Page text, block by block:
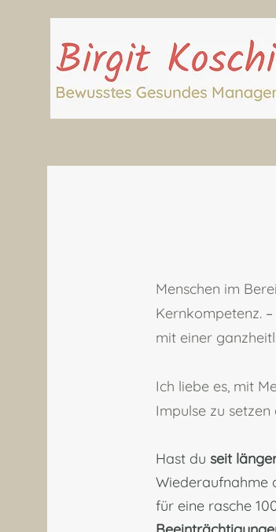
Menschen im
Kernkompetenz. –
mit einer
Ich liebe es, mit
Impulse zu
Hast duseit
Wiederaufnahme
für eine rasche